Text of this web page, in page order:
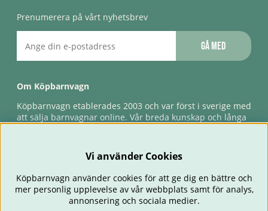
Prenumerera på vårt nyhetsbrev
Gå med
Om Köpbarnvagn
Köpbarnvagn etablerades 2003 och var först i sverige med
att sälja barnvagnar online. Vår breda kunskap och långa
förlossningsgaranti & förlängd ångerrätt.
Vi använder Cookies
Köpbarnvagn använder cookies för att ge dig en bättre och
mer personlig upplevelse av vår webbplats samt för analys,
annonsering och sociala medier.